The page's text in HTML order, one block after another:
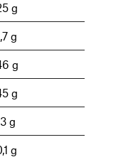
g
g
g
g
g
g